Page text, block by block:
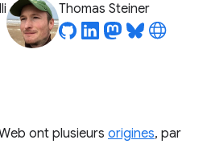
Thomas Steiner
ont plusieurs origines, par